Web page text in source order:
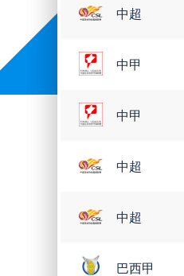
中超
中甲
中甲
中超
中超
巴西甲